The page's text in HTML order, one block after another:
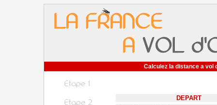
Calculez la distance a vol
DEPART